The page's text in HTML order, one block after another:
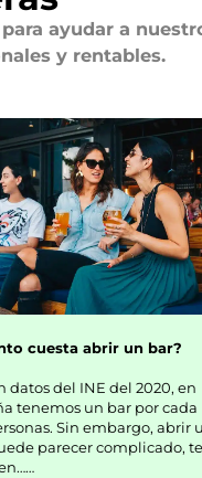
ayudar a
y rentables.
cuesta abrir un bar?
datos del INE del 2020, en
tenemos un bar por cada
Sin embargo, abrir
parecer complicado, te